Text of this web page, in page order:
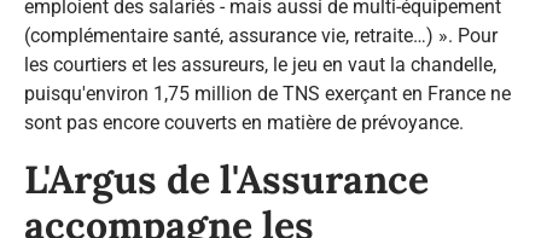
emploient des salariés - mais aussi de multi-équipement
(complémentaire santé, assurance vie, retraite…) ». Pour
les courtiers et les assureurs, le jeu en vaut la chandelle,
puisqu'environ 1,75 million de TNS exerçant en France ne
sont pas encore couverts en matière de prévoyance.
L'Argus de l'Assurance
accompagne les